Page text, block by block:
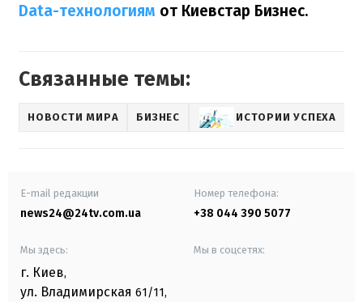
Data-технологиям от Киевстар Бизнес.
Связанные темы:
НОВОСТИ МИРА БИЗНЕС ИСТОРИИ УСПЕХА
E-mail редакции
news24@24tv.com.ua
Номер телефона:
+38 044 390 5077
Мы здесь:
г. Киев,
ул. Владимирская 61/11,
Мы в соцсетях: